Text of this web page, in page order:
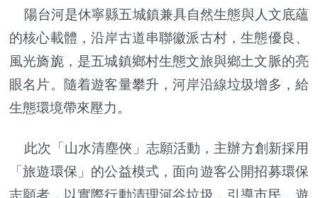
陽台河是休寧縣五城鎮兼具自然生態與人文底蘊
的核心載體，沿岸古道串聯徽派古村，生態優良、
風光旖旎，是五城鎮鄉村生態文旅與鄉土文脈的亮
眼名片。隨着遊客量攀升，河岸沿線垃圾增多，給
生態環境帶來壓力。
此次「山水清塵俠」志願活動，主辦方創新採用
「旅遊環保」的公益模式，面向遊客公開招募環保
志願者，以實際行動清理河谷垃圾，引導市民、遊